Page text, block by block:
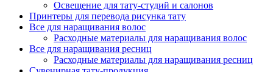
Освещение для тату-студий и салонов
Принтеры для перевода рисунка тату
Все для наращивания волос
Расходные материалы для наращивания волос
Все для наращивания ресниц
Расходные материалы для наращивания ресниц